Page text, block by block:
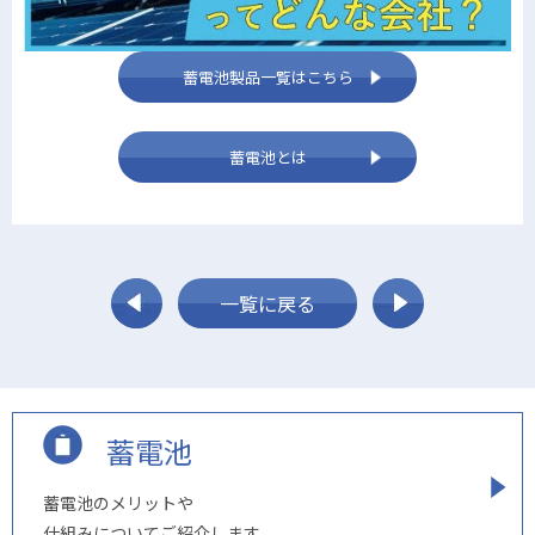
蓄電池製品一覧はこちら
蓄電池とは
一覧に戻る
蓄電池
蓄電池のメリットや